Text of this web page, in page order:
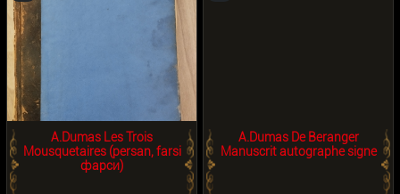
la descente aux enfers,
commencée par des dettes, se
poursuit inexorablement:
mauvaise santé, accidents,
A.Dumas Les Trois
Mousquetaires (persan, farsi
фарси)
A.Dumas De Beranger
Manuscrit autographe signe